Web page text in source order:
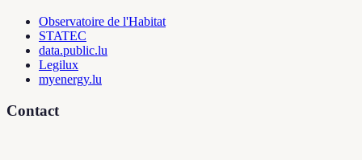
Observatoire de l'Habitat
STATEC
data.public.lu
Legilux
myenergy.lu
Contact